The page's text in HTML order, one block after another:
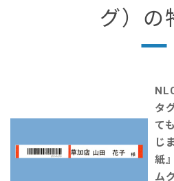
グ）の
タ
て
じ
紙
ム